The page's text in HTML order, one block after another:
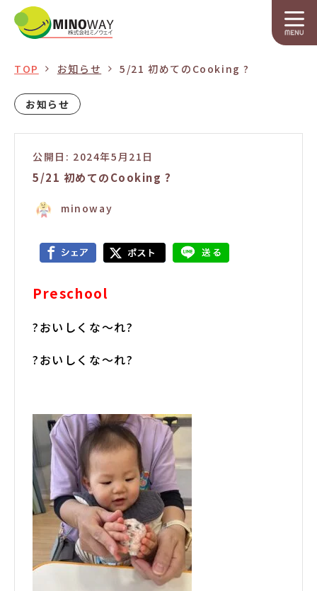
TOP お知らせ 5/21 初めてのCooking ?
お知らせ
公開日: 2024年5月21日
5/21 初めてのCooking ?
minoway
Preschool
?おいしくな～れ?
?おいしくな～れ?